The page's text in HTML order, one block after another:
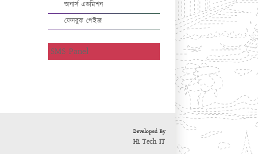
অনার্স এডমিশন
ফেসবুক পেইজ
SMS Panel
Developed By
Hi Tech IT